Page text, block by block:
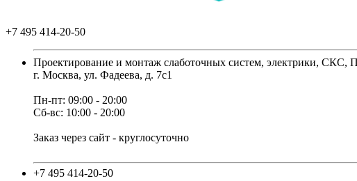
+7 495 414-20-50
Проектирование и монтаж слаботочных систем, электрики, СКС,
г. Москва, ул. Фадеева, д. 7с1
Пн-пт: 09:00 - 20:00
Сб-вс: 10:00 - 20:00
Заказ через сайт - круглосуточно
+7 495 414-20-50